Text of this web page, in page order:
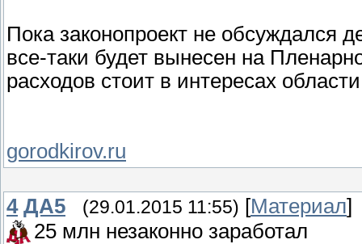
Пока законопроект не обсуждался
все-таки будет вынесен на
расходов стоит в интересах
gorodkirov.ru
4 ДА5 (29.01.2015 11:55) [Материал]
25 млн незаконно заработал